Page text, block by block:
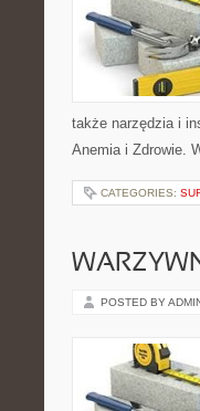
także narzędzia i
Anemia i Zdrowie.
CATEGORIES:
POSTED BY